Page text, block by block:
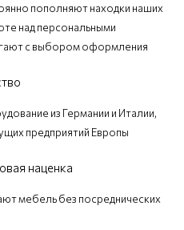
пополняют находки наших
над персональными
с выбором оформления
из Германии и Италии,
предприятий Европы
наценка
мебель без посреднических